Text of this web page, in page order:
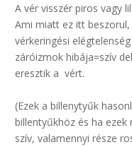
A vér visszér piros vagy
Ami miatt ez itt
vérkeringési
záróizmok hibája=szív
eresztik a vért.
(Ezek a billenytyűk
billentyűkhöz és ha
szív, valamennyi része